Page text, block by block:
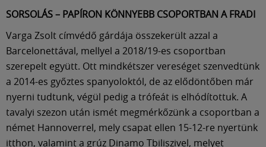
SORSOLÁS – PAPÍRON KÖNNYEBB CSOPORTBAN A FRADI
Varga Zsolt címvédő gárdája összekerült azzal a
Barcelonettával, mellyel a 2018/19-es csoportban
szerepelt együtt. Ott mindkétszer vereséget szenvedtünk
a 2014-es győztes spanyoloktól, de az elődöntőben már
nyerni tudtunk, végül pedig a trófeát is elhódítottuk. A
tavalyi szezon után ismét megmérkőzünk a csoportban a
német Hannoverrel, mely csapat ellen 15-12-re nyertünk
itthon, valamint a grúz Dinamo Tbiliszivel, melyet